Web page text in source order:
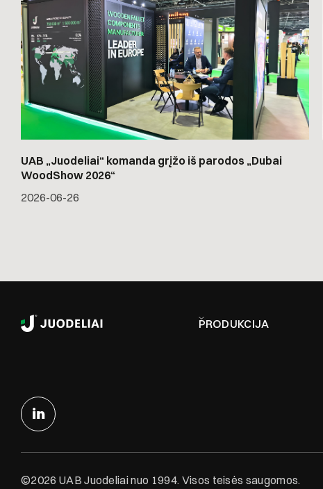
UAB „Juodeliai“ komanda grįžo iš parodos „Dubai
WoodShow 2026“
2026-06-26
PRODUKCIJA
©2026 UAB Juodeliai nuo 1994. Visos teisės saugomos.